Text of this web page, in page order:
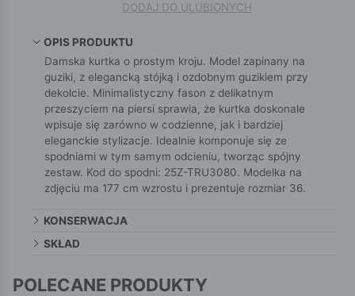
DODAJ DO ULUBIONYCH
OPIS PRODUKTU
Damska kurtka o prostym kroju. Model zapinany na
guziki, z elegancką stójką i ozdobnym guzikiem przy
dekolcie. Minimalistyczny fason z delikatnym
przeszyciem na piersi sprawia, że kurtka doskonale
wpisuje się zarówno w codzienne, jak i bardziej
eleganckie stylizacje. Idealnie komponuje się ze
spodniami w tym samym odcieniu, tworząc spójny
zestaw. Kod do spodni: 25Z-TRU3080. Modelka na
zdjęciu ma 177 cm wzrostu i prezentuje rozmiar 36.
KONSERWACJA
SKŁAD
POLECANE PRODUKTY